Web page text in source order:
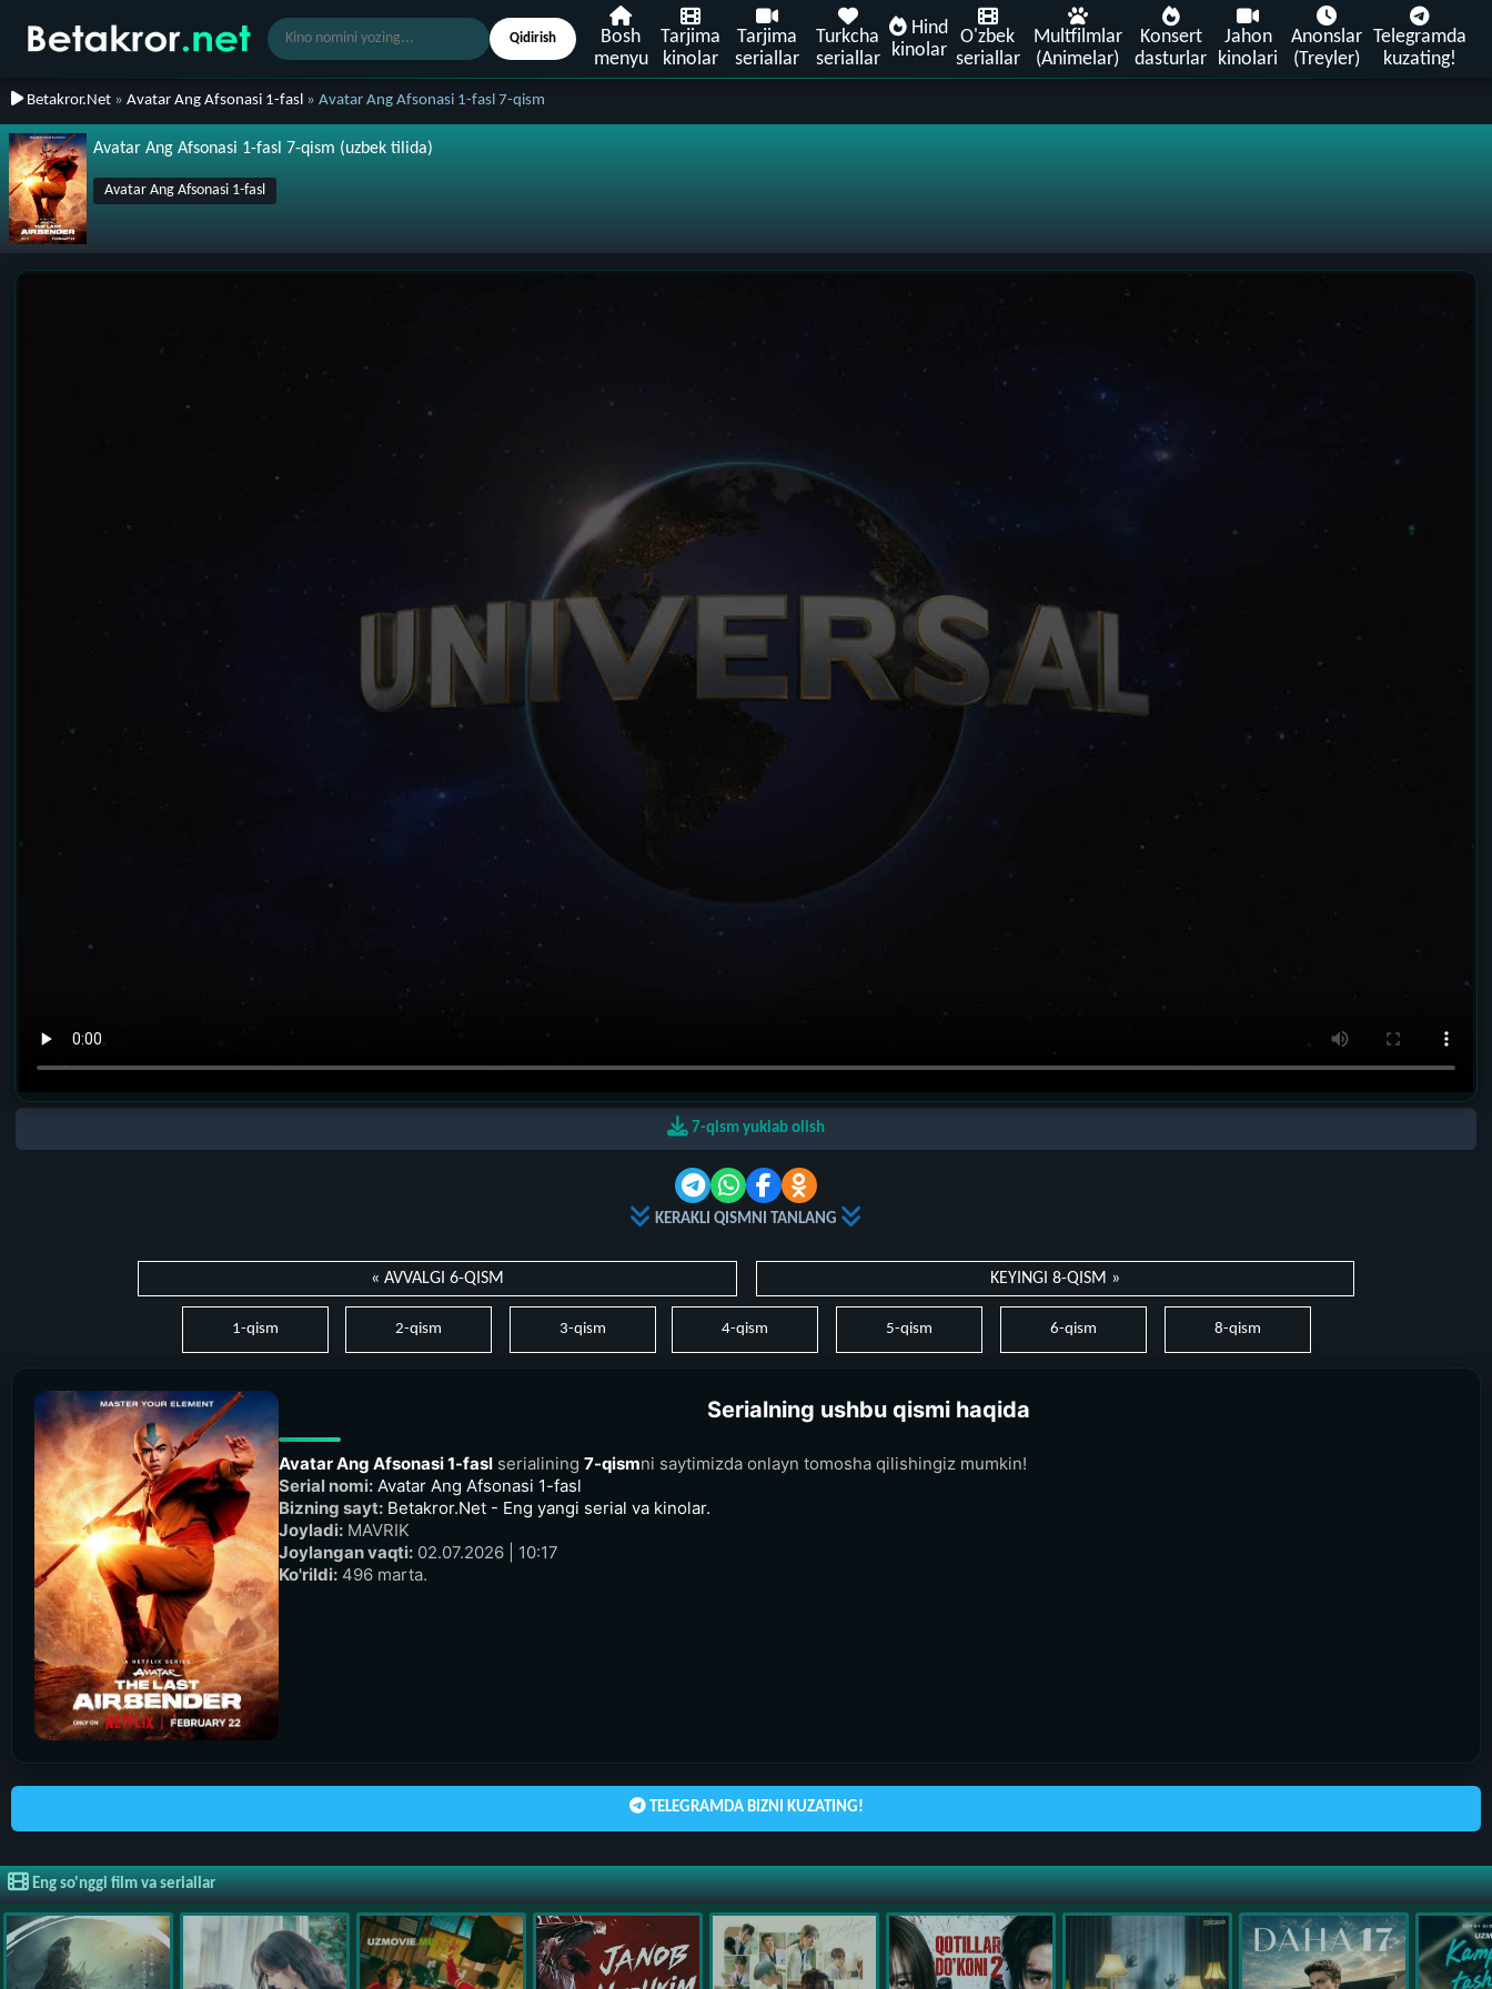
Qidirish
Bosh
menyu
Tarjima
kinolar
Tarjima
seriallar
Turkcha
seriallar
Hind
kinolar
O'zbek
seriallar
Multfilmlar
(Animelar)
Konsert
dasturlar
Jahon
kinolari
Anonslar
(Treyler)
Telegramda
kuzating!
Betakror.Net » Avatar Ang Afsonasi 1-fasl » Avatar Ang Afsonasi 1-fasl 7-qism
Avatar Ang Afsonasi 1-fasl 7-qism (uzbek tilida)
Avatar Ang Afsonasi 1-fasl
7-qism yuklab olish
KERAKLI QISMNI TANLANG
« AVVALGI 6-QISM KEYINGI 8-QISM »
1-qism 2-qism 3-qism 4-qism 5-qism 6-qism 8-qism
Serialning ushbu qismi haqida
Avatar Ang Afsonasi 1-fasl serialining 7-qismni saytimizda onlayn tomosha qilishingiz mumkin!
Serial nomi: Avatar Ang Afsonasi 1-fasl
Bizning sayt: Betakror.Net - Eng yangi serial va kinolar.
Joyladi: MAVRIK
Joylangan vaqti: 02.07.2026 | 10:17
Ko'rildi: 496 marta.
TELEGRAMDA BIZNI KUZATING!
Eng so'nggi film va seriallar